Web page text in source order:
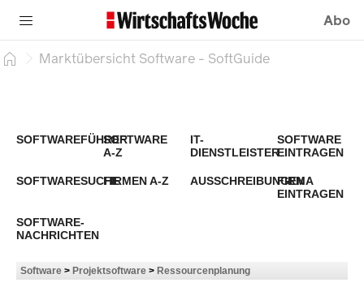
Abo
Marktübersicht Software - SoftGuide
SOFTWAREFÜHRERSOFTWARE
A-Z
IT-
DIENSTLEISTER
SOFTWARE
EINTRAGEN
SOFTWARESUCHEFIRMEN A-Z AUSSCHREIBUNGEN
FIRMA
EINTRAGEN
SOFTWARE-
NACHRICHTEN
Software > Projektsoftware > Ressourcenplanung